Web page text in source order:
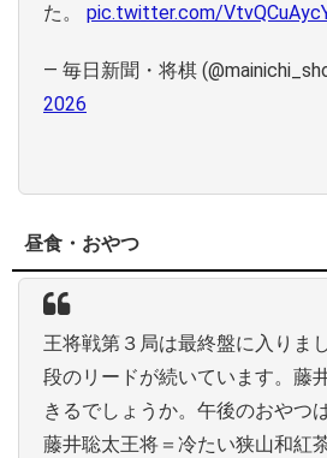
た。 pic.twitter.com/
— 毎日新聞・将棋
2026
昼食・おやつ
王将戦第３局は最終盤に入りま
段のリードが続いています。藤
きるでしょうか。午後のおやつ
藤井聡太王将＝冷たい狭山和紅